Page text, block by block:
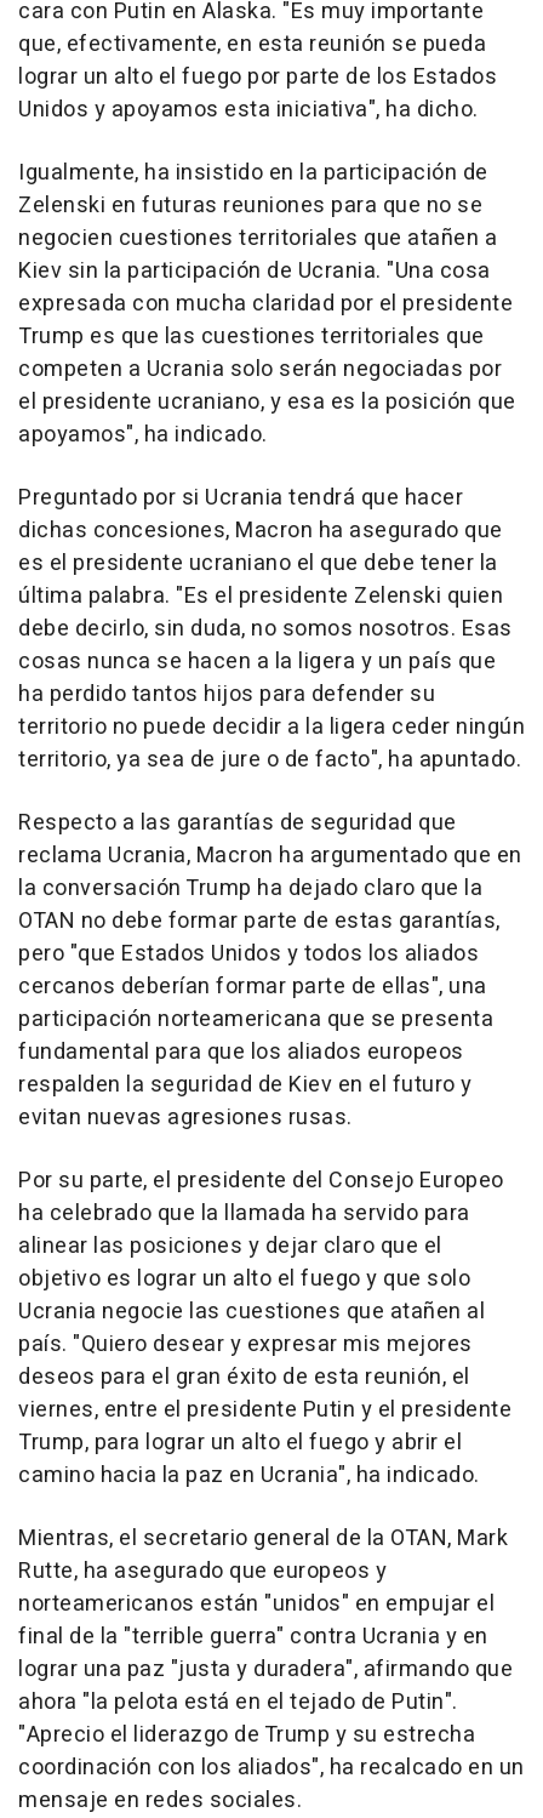
cara con Putin en Alaska. "Es muy importante
que, efectivamente, en esta reunión se pueda
lograr un alto el fuego por parte de los Estados
Unidos y apoyamos esta iniciativa", ha dicho.
Igualmente, ha insistido en la participación de
Zelenski en futuras reuniones para que no se
negocien cuestiones territoriales que atañen a
Kiev sin la participación de Ucrania. "Una cosa
expresada con mucha claridad por el presidente
Trump es que las cuestiones territoriales que
competen a Ucrania solo serán negociadas por
el presidente ucraniano, y esa es la posición que
apoyamos", ha indicado.
Preguntado por si Ucrania tendrá que hacer
dichas concesiones, Macron ha asegurado que
es el presidente ucraniano el que debe tener la
última palabra. "Es el presidente Zelenski quien
debe decirlo, sin duda, no somos nosotros. Esas
cosas nunca se hacen a la ligera y un país que
ha perdido tantos hijos para defender su
territorio no puede decidir a la ligera ceder ningún
territorio, ya sea de jure o de facto", ha apuntado.
Respecto a las garantías de seguridad que
reclama Ucrania, Macron ha argumentado que en
la conversación Trump ha dejado claro que la
OTAN no debe formar parte de estas garantías,
pero "que Estados Unidos y todos los aliados
cercanos deberían formar parte de ellas", una
participación norteamericana que se presenta
fundamental para que los aliados europeos
respalden la seguridad de Kiev en el futuro y
evitan nuevas agresiones rusas.
Por su parte, el presidente del Consejo Europeo
ha celebrado que la llamada ha servido para
alinear las posiciones y dejar claro que el
objetivo es lograr un alto el fuego y que solo
Ucrania negocie las cuestiones que atañen al
país. "Quiero desear y expresar mis mejores
deseos para el gran éxito de esta reunión, el
viernes, entre el presidente Putin y el presidente
Trump, para lograr un alto el fuego y abrir el
camino hacia la paz en Ucrania", ha indicado.
Mientras, el secretario general de la OTAN, Mark
Rutte, ha asegurado que europeos y
norteamericanos están "unidos" en empujar el
final de la "terrible guerra" contra Ucrania y en
lograr una paz "justa y duradera", afirmando que
ahora "la pelota está en el tejado de Putin".
"Aprecio el liderazgo de Trump y su estrecha
coordinación con los aliados", ha recalcado en un
mensaje en redes sociales.